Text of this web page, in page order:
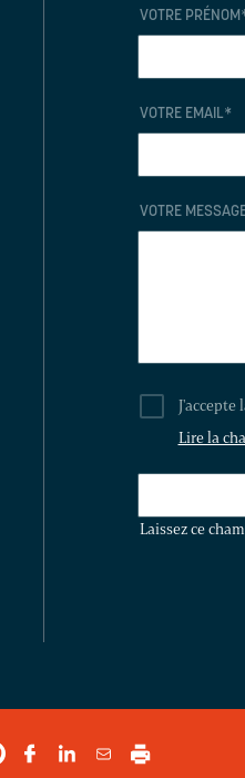
VOTRE PRÉNOM
VOTRE EMAIL*
VOTRE
J'accepte
Lire la
CHAMP
Laissez ce